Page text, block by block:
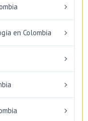
en Colombia